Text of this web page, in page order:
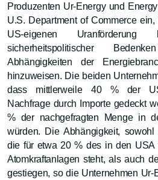
Produzenten Ur-Energy und
U.S. Department of Commerce
US-eigenen Uranförderung
sicherheitspolitischer
Abhängigkeiten der
hinzuweisen. Die beiden
dass mittlerweile 40 % der
Nachfrage durch Importe gedeckt
% der nachgefragten Menge in
würden. Die Abhängigkeit, sowohl
die für etwa 20 % des in den USA
Atomkraftanlagen steht, als auch
gestiegen, so die Unternehmen Ur-